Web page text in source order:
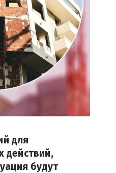
для
действий,
будут